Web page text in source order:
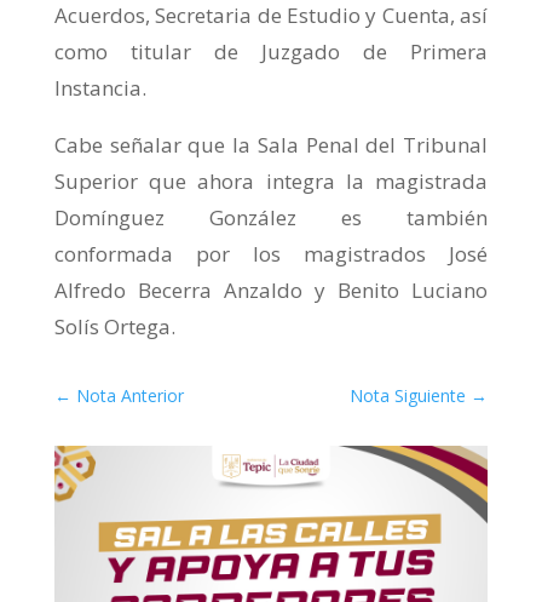
Acuerdos, Secretaria de Estudio y Cuenta, así
como titular de Juzgado de Primera
Instancia.
Cabe señalar que la Sala Penal del Tribunal
Superior que ahora integra la magistrada
Domínguez González es también
conformada por los magistrados José
Alfredo Becerra Anzaldo y Benito Luciano
Solís Ortega.
← Nota Anterior Nota Siguiente →